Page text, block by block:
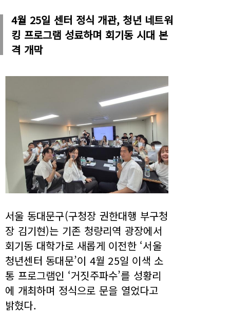
4월 25일 센터 정식 개관, 청년 네트워
킹 프로그램 성료하며 회기동 시대 본
격 개막
서울 동대문구(구청장 권한대행 부구청
장 김기현)는 기존 청량리역 광장에서
회기동 대학가로 새롭게 이전한 ‘서울
청년센터 동대문’이 4월 25일 이색 소
통 프로그램인 ‘거짓주파수’를 성황리
에 개최하며 정식으로 문을 열었다고
밝혔다.